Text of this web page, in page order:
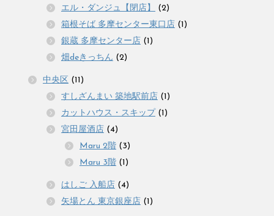
エル・ダンジュ【閉店】
(2)
箱根そば 多摩センター東口店 (1)
銀蔵 多摩センター店 (1)
畑deきっちん (2)
中央区 (11)
すしざんまい 築地駅前店 (1)
カットハウス・スキップ (1)
宮田屋酒店 (4)
Maru 2階 (3)
Maru 3階 (1)
はしご 入船店 (4)
矢場とん 東京銀座店 (1)